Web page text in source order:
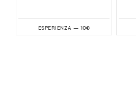
ESPERIENZA — 10€